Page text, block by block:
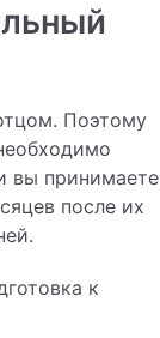
Поэтому
вы принимаете
после их
к